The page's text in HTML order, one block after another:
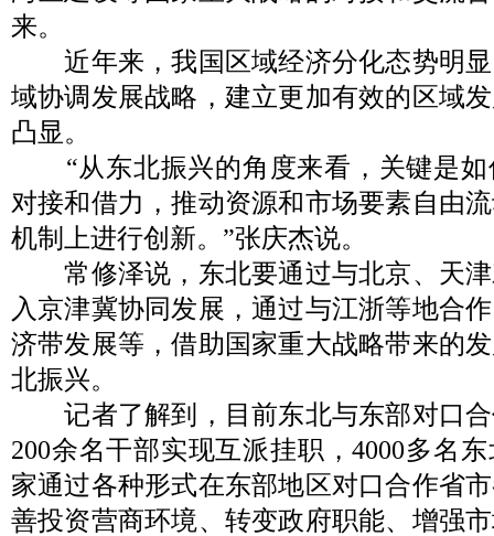
来。
近年来，我国区域经济分化态势明显
域协调发展战略，建立更加有效的区域
凸显。
“从东北振兴的角度来看，关键是如
对接和借力，推动资源和市场要素自由
机制上进行创新。”张庆杰说。
常修泽说，东北要通过与北京、天津
入京津冀协同发展，通过与江浙等地合
济带发展等，借助国家重大战略带来的
北振兴。
记者了解到，目前东北与东部对口合
200余名干部实现互派挂职，4000多名
家通过各种形式在东部地区对口合作省
善投资营商环境、转变政府职能、增强